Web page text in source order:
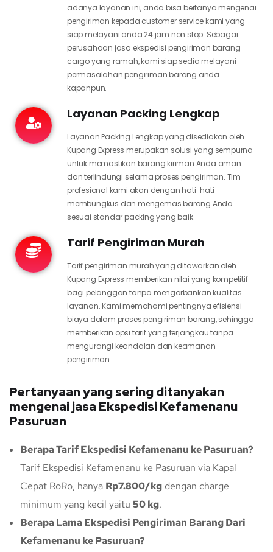
adanya layanan ini, anda bisa bertanya mengenai
pengiriman kepada customer service kami yang
siap melayani anda 24 jam non stop. Sebagai
perusahaan jasa ekspedisi pengiriman barang
cargo yang ramah, kami siap sedia melayani
permasalahan pengiriman barang anda
kapanpun.
Layanan Packing Lengkap
Layanan Packing Lengkap yang disediakan oleh
Kupang Express merupakan solusi yang sempurna
untuk memastikan barang kiriman Anda aman
dan terlindungi selama proses pengiriman. Tim
profesional kami akan dengan hati-hati
membungkus dan mengemas barang Anda
sesuai standar packing yang baik.
Tarif Pengiriman Murah
Tarif pengiriman murah yang ditawarkan oleh
Kupang Express memberikan nilai yang kompetitif
bagi pelanggan tanpa mengorbankan kualitas
layanan. Kami memahami pentingnya efisiensi
biaya dalam proses pengiriman barang, sehingga
memberikan opsi tarif yang terjangkau tanpa
mengurangi keandalan dan keamanan
pengiriman.
Pertanyaan yang sering ditanyakan
mengenai jasa Ekspedisi Kefamenanu
Pasuruan
Berapa Tarif Ekspedisi Kefamenanu ke Pasuruan?
Tarif Ekspedisi Kefamenanu ke Pasuruan via Kapal
Cepat RoRo, hanya Rp7.800/kg dengan charge
minimum yang kecil yaitu 50 kg.
Berapa Lama Ekspedisi Pengiriman Barang Dari
Kefamenanu ke Pasuruan?